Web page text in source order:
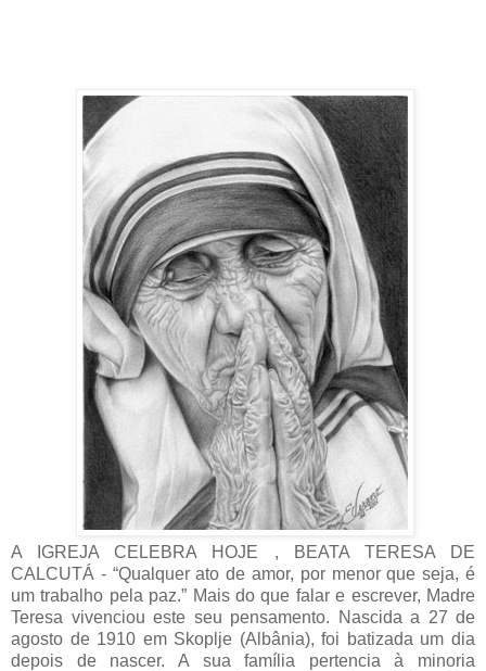
A IGREJA CELEBRA HOJE , BEATA TERESA DE
CALCUTÁ - “Qualquer ato de amor, por menor que seja, é
um trabalho pela paz.” Mais do que falar e escrever, Madre
Teresa vivenciou este seu pensamento. Nascida a 27 de
agosto de 1910 em Skoplje (Albânia), foi batizada um dia
depois de nascer. A sua família pertencia à minoria